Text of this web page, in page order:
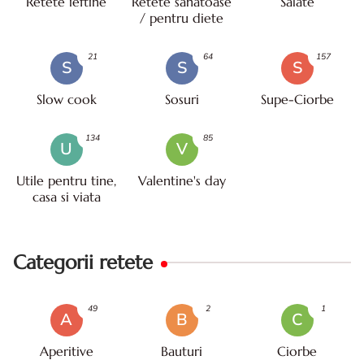
/ pentru diete
S
Slow cook
21
S
Sosuri
64
S
Supe-Ciorbe
157
U
Utile pentru tine,
casa si viata
134
V
Valentine's day
85
Categorii retete
A
Aperitive
49
B
Bauturi
2
C
Ciorbe
1